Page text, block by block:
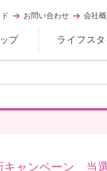
プ ライフス
お問い合わせ 会社
キャンペーン 当